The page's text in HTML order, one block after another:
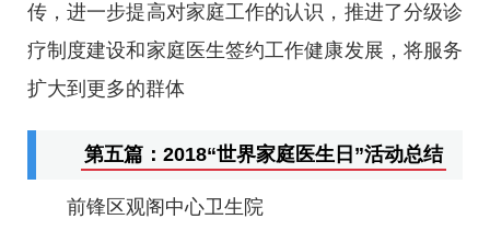
传，进一步提高对家庭工作的认识，推进了分级诊
疗制度建设和家庭医生签约工作健康发展，将服务
扩大到更多的群体
第五篇：2018“世界家庭医生日”活动总结
前锋区观阁中心卫生院